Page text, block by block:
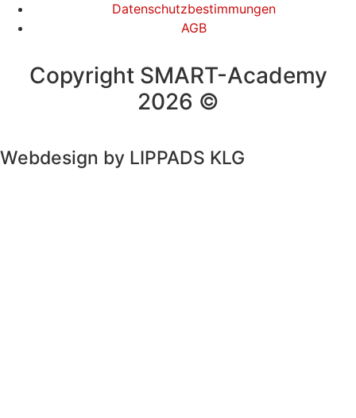
Datenschutzbestimmungen
AGB
Copyright SMART-Academy
2026 ©
Webdesign by LIPPADS KLG